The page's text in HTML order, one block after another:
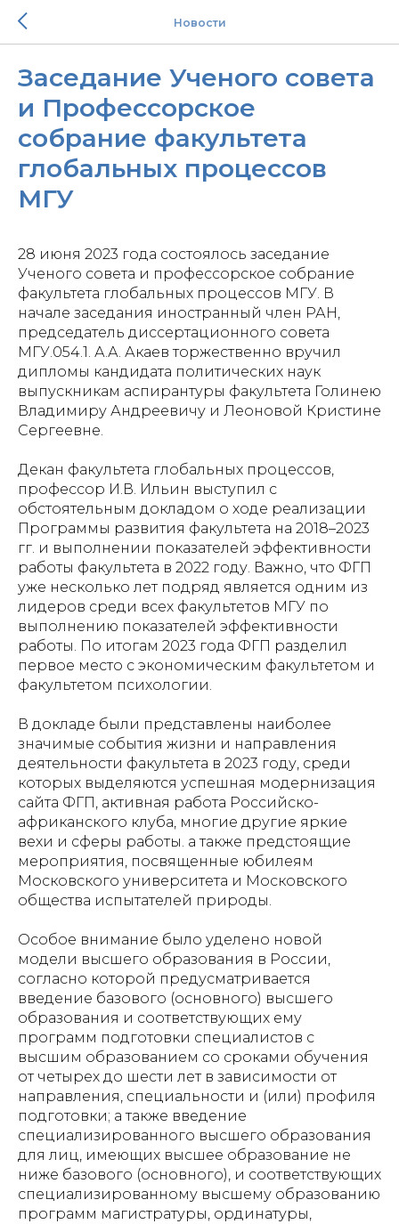
Новости
Заседание Ученого совета
и Профессорское
собрание факультета
глобальных процессов
МГУ
28 июня 2023 года состоялось заседание
Ученого совета и профессорское собрание
факультета глобальных процессов МГУ. В
начале заседания иностранный член РАН,
председатель диссертационного совета
МГУ.054.1. А.А. Акаев торжественно вручил
дипломы кандидата политических наук
выпускникам аспирантуры факультета Голинею
Владимиру Андреевичу и Леоновой Кристине
Сергеевне.
Декан факультета глобальных процессов,
профессор И.В. Ильин выступил с
обстоятельным докладом о ходе реализации
Программы развития факультета на 2018–2023
гг. и выполнении показателей эффективности
работы факультета в 2022 году. Важно, что ФГП
уже несколько лет подряд является одним из
лидеров среди всех факультетов МГУ по
выполнению показателей эффективности
работы. По итогам 2023 года ФГП разделил
первое место с экономическим факультетом и
факультетом психологии.
В докладе были представлены наиболее
значимые события жизни и направления
деятельности факультета в 2023 году, среди
которых выделяются успешная модернизация
сайта ФГП, активная работа Российско-
африканского клуба, многие другие яркие
вехи и сферы работы. а также предстоящие
мероприятия, посвященные юбилеям
Московского университета и Московского
общества испытателей природы.
Особое внимание было уделено новой
модели высшего образования в России,
согласно которой предусматривается
введение базового (основного) высшего
образования и соответствующих ему
программ подготовки специалистов с
высшим образованием со сроками обучения
от четырех до шести лет в зависимости от
направления, специальности и (или) профиля
подготовки; а также введение
специализированного высшего образования
для лиц, имеющих высшее образование не
ниже базового (основного), и соответствующих
специализированному высшему образованию
программ магистратуры, ординатуры,